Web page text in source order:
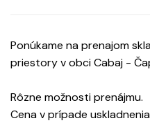
Ponúkame na prenajom
priestory v obci Cabaj -
Rôzne možnosti prenájmu.
Cena v prípade